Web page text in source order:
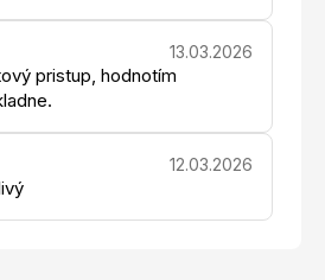
13.03.2026
pristup, hodnotím
12.03.2026